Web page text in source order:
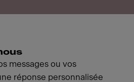
messages ou vos
réponse personnalisée